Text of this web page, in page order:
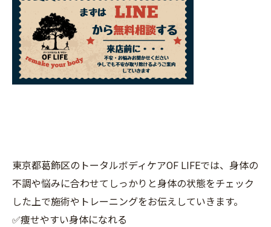
東京都葛飾区のトータルボディケアOF LIFEでは、身体の
不調や悩みに合わせてしっかりと身体の状態をチェック
した上で施術やトレーニングをお伝えしていきます。
✅痩せやすい身体になれる